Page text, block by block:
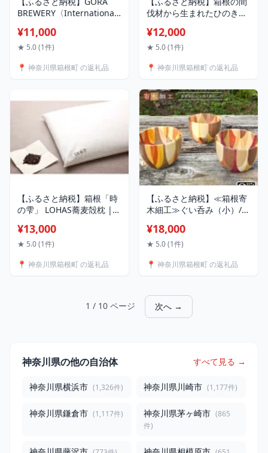
BREWERY〈International
賞〉人気ビール3種詰め合
わせ | ビール クラフトビー
ット 詰め合わせ 飲み比べ
産 送料無料 神奈川 箱根
¥11,000
★ 5.0 (1件)
📍 神奈川県箱根町 の返礼品
伐材から生まれたひのき玉
品 民芸品 木工品 クラフト
木製 ひのき 檜 デザイン マ
フト 日本製 観光 お土産 送
¥12,000
★ 5.0 (1件)
📍 神奈川県箱根町 の返礼品
【ふるさと納税】箱根「時
の雫」 LOHAS蕎麦殻枕 |
そば殻枕 そば殻 エコ枕 快
適 睡眠 寝室インテリア 人
川 箱根
¥13,000
★ 5.0 (1件)
📍 神奈川県箱根町 の返礼品
【ふるさと納税】≪箱根寄
木細工≫ぐい呑み（小）/
飾品 民芸品 木工品 寄木細
工 クラフト 和装 木製 おち
り 人気 おすすめ 伝統 ギフ
¥18,000
★ 5.0 (1件)
📍 神奈川県箱根町 の返礼品
1 / 10 ページ 次へ →
神奈川県の他の自治体 すべて見る →
神奈川県横浜市 (1,326件) 神奈川県川崎市 (1,177件)
神奈川県鎌倉市 (1,117件) 神奈川県茅ヶ崎市 (865
件)